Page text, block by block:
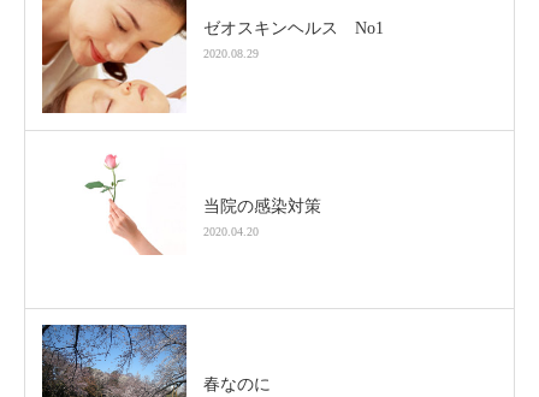
ゼオスキンヘルス No1
2020.08.29
当院の感染対策
2020.04.20
春なのに